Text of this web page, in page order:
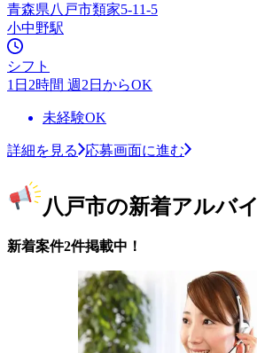
青森県八戸市類家5-11-5
小中野駅
シフト
1日2時間 週2日からOK
未経験OK
詳細を見る 応募画面に進む
八戸市の新着アルバ
新着案件2件掲載中！